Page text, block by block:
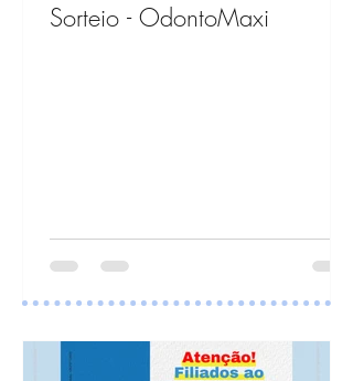
Sorteio - OdontoMaxi